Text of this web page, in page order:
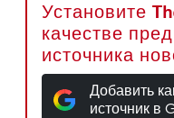
Установите
качестве
источника
Добавить
источник в